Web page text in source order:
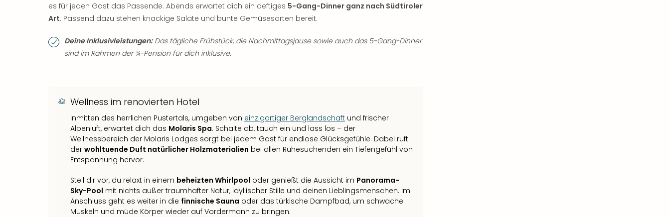
es für jeden Gast das Passende. Abends erwartet dich ein deftiges 5-Gang-Dinner ganz nach Südtiroler
Art. Passend dazu stehen knackige Salate und bunte Gemüsesorten bereit.
Deine Inklusivleistungen:Das tägliche Frühstück, die Nachmittagsjause sowie auch das 5-Gang-Dinner
sind im Rahmen der ¾-Pension für dich inklusive.
Wellness im renovierten Hotel
Inmitten des herrlichen Pustertals, umgeben von einzigartiger Berglandschaft und frischer
Alpenluft, erwartet dich das Molaris Spa. Schalte ab, tauch ein und lass los – der
Wellnessbereich der Molaris Lodges sorgt bei jedem Gast für endlose Glücksgefühle. Dabei ruft
der wohltuende Duft natürlicher Holzmaterialien bei allen Ruhesuchenden ein Tiefengefühl von
Entspannung hervor.
Stell dir vor, du relaxt in einem beheizten Whirlpool oder genießt die Aussicht im Panorama-
Sky-Pool mit nichts außer traumhafter Natur, idyllischer Stille und deinen Lieblingsmenschen. Im
Anschluss geht es weiter in die finnische Sauna oder das türkische Dampfbad, um schwache
Muskeln und müde Körper wieder auf Vordermann zu bringen.